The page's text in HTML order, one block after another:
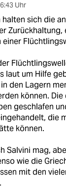
Uhr
sich die
Zurückhaltung,
einer
laut um Hilfe
den Lagern
können. Die
geschlafen
die
können.
Salvini mag,
wie die
mit den